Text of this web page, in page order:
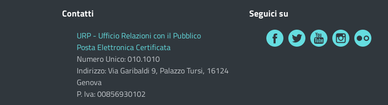
Contatti
URP - Ufficio Relazioni con il Pubblico
Posta Elettronica Certificata
Numero Unico: 010.1010
Indirizzo: Via Garibaldi 9, Palazzo Tursi, 16124
Genova
P. Iva: 00856930102
Seguici su